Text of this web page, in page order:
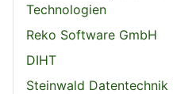
Technologien
Reko Software GmbH
DIHT
Steinwald Datentechnik